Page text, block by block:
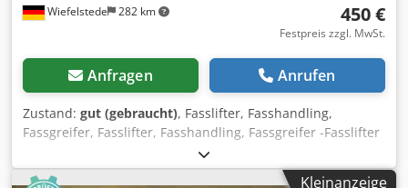
Wiefelstede 282 km 450 €
Festpreis zzgl. MwSt.
Anfragen Anrufen
Zustand: gut (gebraucht), Fasslifter, Fasshandling,
Fassgreifer, Fasslifter, Fasshandling, Fassgreifer -Fasslifter
mit: Greiferkopf Dodpfxsd Aghko Ah Tjck -Tragkraft: kg -
Geeignet für: 1 x 200-L-Stahl Spundfässer, Stahl-
Kleinanzeige